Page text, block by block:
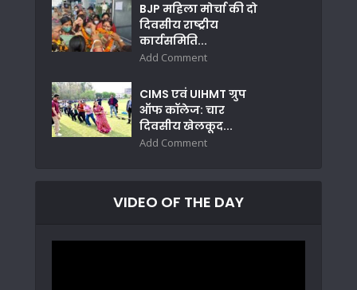
BJP महिला मोर्चा की दो
दिवसीय राष्ट्रीय
कार्यसमिति...
Add Comment
CIMS एवं UIHMT ग्रुप
ऑफ कॉलेज: चार
दिवसीय खेलकूद...
Add Comment
VIDEO OF THE DAY